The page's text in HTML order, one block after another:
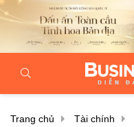
Trang chủ Tài chính